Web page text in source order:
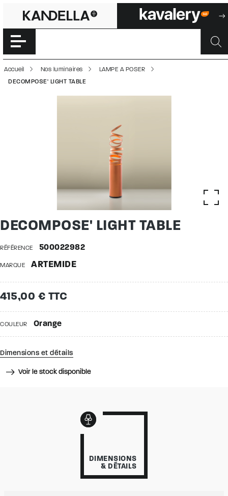
DECOMPOSE'
Accéder directement au contenu de la page
Accueil Nos luminaires
LAMPE A POSER
DECOMPOSE' LIGHT TABLE
DECOMPOSE' LIGHT TABLE
RÉFÉRENCE 500022982
MARQUE ARTEMIDE
415,00 € TTC
COULEUR Orange
Dimensions et détails
Voir le stock disponible
DIMENSIONS
& DÉTAILS